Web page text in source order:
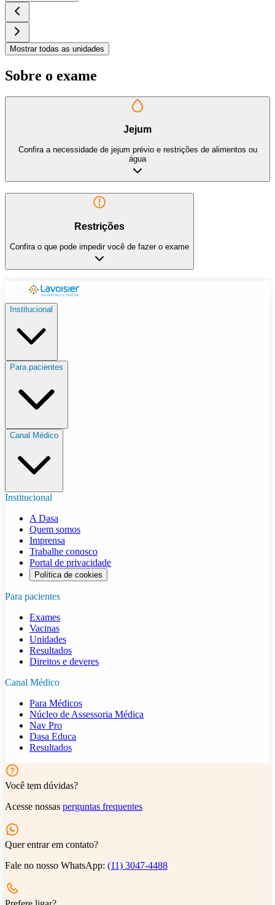
Mostrar todas as unidades
Sobre o exame
Jejum
Confira a necessidade de jejum prévio e restrições de alimentos ou
água
Restrições
Confira o que pode impedir você de fazer o exame
Institucional
Para pacientes
Canal Médico
Institucional
A Dasa
Quem somos
Imprensa
Trabalhe conosco
Portal de privacidade
Política de cookies
Para pacientes
Exames
Vacinas
Unidades
Resultados
Direitos e deveres
Canal Médico
Para Médicos
Núcleo de Assessoria Médica
Nav Pro
Dasa Educa
Resultados
Você tem dúvidas?
Acesse nossas perguntas frequentes
Quer entrar em contato?
Fale no nosso WhatsApp: (11) 3047-4488